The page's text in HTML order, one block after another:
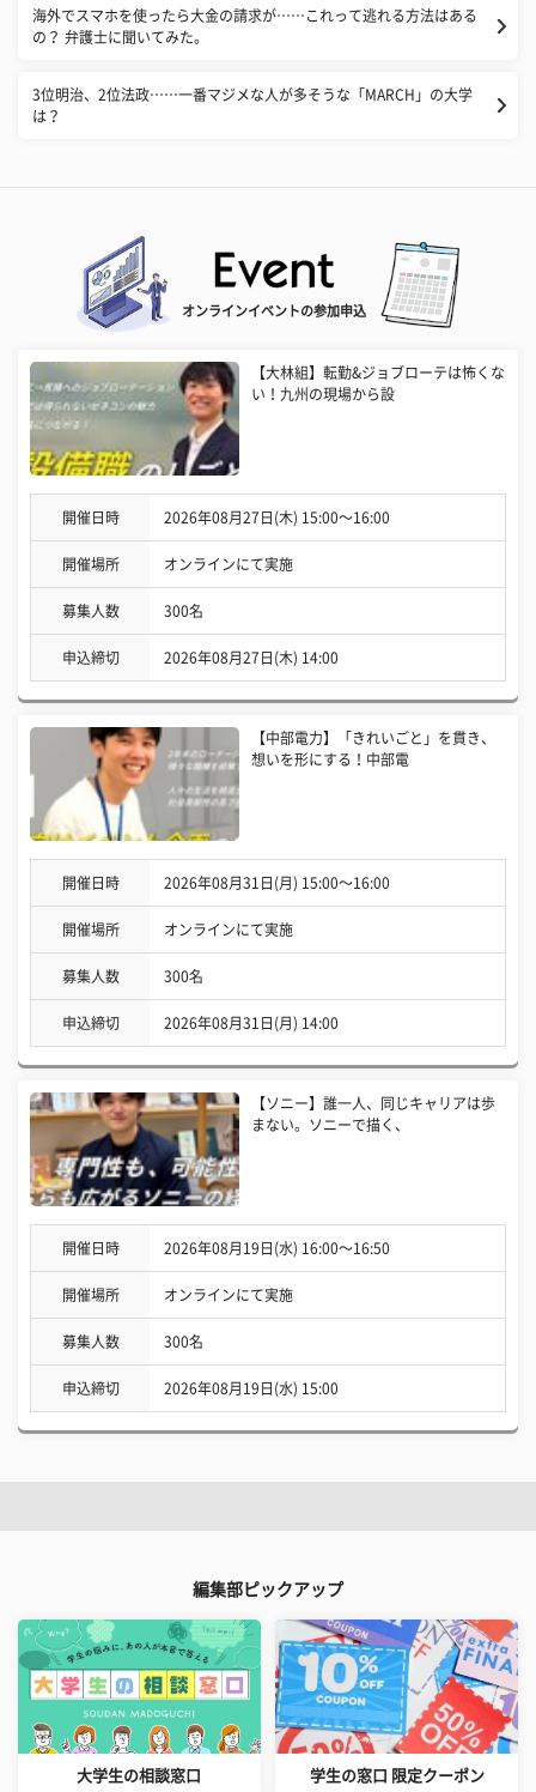
海外でスマホを使ったら大金の請求が……これって逃れる方法はある
の？ 弁護士に聞いてみた。
3位明治、2位法政……一番マジメな人が多そうな「MARCH」の大学
は？
オンラインイベントの参加申込
【大林組】転勤&ジョブローテは怖くな
い！九州の現場から設
開催日時 2026年08月27日(木) 15:00〜16:00
開催場所 オンラインにて実施
募集人数 300名
申込締切 2026年08月27日(木) 14:00
【中部電力】「きれいごと」を貫き、
想いを形にする！中部電
開催日時 2026年08月31日(月) 15:00〜16:00
開催場所 オンラインにて実施
募集人数 300名
申込締切 2026年08月31日(月) 14:00
【ソニー】誰一人、同じキャリアは歩
まない。ソニーで描く、
開催日時 2026年08月19日(水) 16:00〜16:50
開催場所 オンラインにて実施
募集人数 300名
申込締切 2026年08月19日(水) 15:00
編集部ピックアップ
大学生の相談窓口 学生の窓口 限定クーポン